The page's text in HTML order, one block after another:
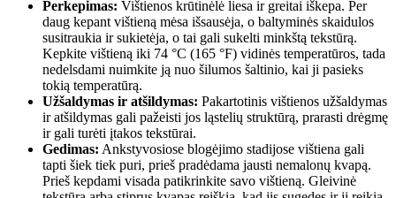
Perkepimas: Vištienos krūtinėlė liesa ir greitai iškepa. Per
daug kepant vištieną mėsa išsausėja, o baltyminės skaidulos
susitraukia ir sukietėja, o tai gali sukelti minkštą tekstūrą.
Kepkite vištieną iki 74 °C (165 °F) vidinės temperatūros, tada
nedelsdami nuimkite ją nuo šilumos šaltinio, kai ji pasieks
tokią temperatūrą.
Užšaldymas ir atšildymas: Pakartotinis vištienos užšaldymas
ir atšildymas gali pažeisti jos ląstelių struktūrą, prarasti drėgmę
ir gali turėti įtakos tekstūrai.
Gedimas: Ankstyvosiose blogėjimo stadijose vištiena gali
tapti šiek tiek puri, prieš pradėdama jausti nemalonų kvapą.
Prieš kepdami visada patikrinkite savo vištieną. Gleivinė